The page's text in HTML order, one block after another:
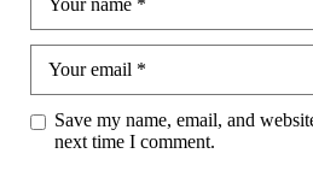
Your name *
Your email *
Save my name, email, and
next time I comment.